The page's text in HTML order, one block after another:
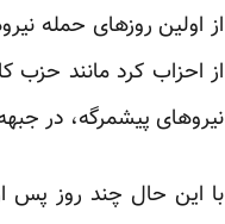
از اولین روزهای حمله
از احزاب کرد مانند
نیروهای پیشمرگه، در
با این حال چند روز پس